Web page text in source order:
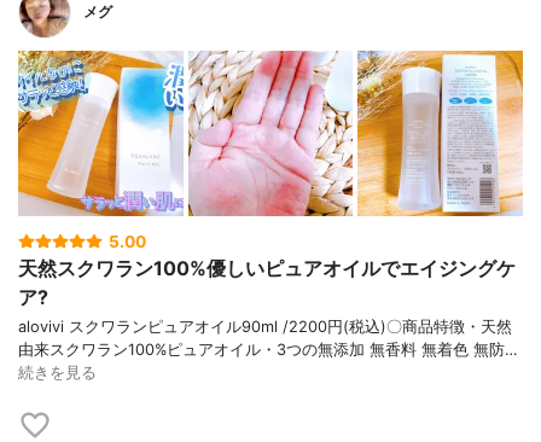
メグ
5.00
天然スクワラン100%優しいピュアオイルでエイジングケ
ア?
alovivi スクワランピュアオイル90ml /2200円(税込)〇商品特徴・天然
由来スクワラン100%ピュアオイル・3つの無添加 無香料 無着色 無防…
続きを見る